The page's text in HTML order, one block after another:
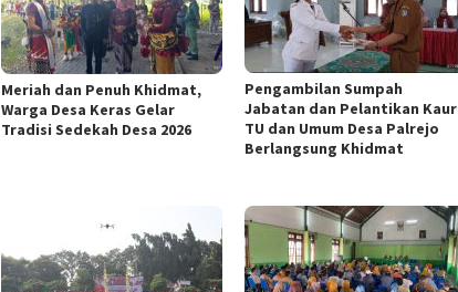
Meriah dan Penuh Khidmat,
Warga Desa Keras Gelar
Tradisi Sedekah Desa 2026
Pengambilan Sumpah
Jabatan dan Pelantikan Kaur
TU dan Umum Desa Palrejo
Berlangsung Khidmat